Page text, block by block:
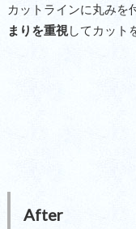
カットラインに丸みを
まりを重視してカット
After